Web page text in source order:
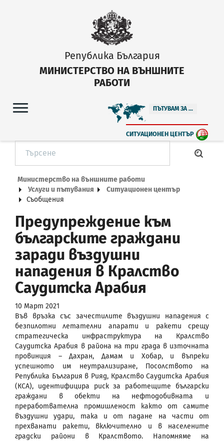
Република България
МИНИСТЕРСТВО НА ВЪНШНИТЕ
РАБОТИ
ПЪТУВАМ ЗА ...
СИТУАЦИОНЕН ЦЕНТЪР
Министерство на външните работи
Услуги и пътувания
Ситуационен център
Съобщения
Предупреждение към
българските граждани
заради въздушни
нападения в Кралство
Саудитска Арабия
10 Март 2021
Във връзка със зачестилите въздушни нападения с
безпилотни летателни апарати и ракети срещу
стратегическа инфраструктура на Кралство
Саудитска Арабия в района на три града в източната
провинция – Дахран, Дамам и Хобар, и въпреки
успешното им неутрализиране, Посолството на
Република България в Рияд, Кралство Саудитска Арабия
(КСА), идентифицира риск за работещите български
граждани в обекти на нефтодобивната и
преработвателна промишленост както от самите
въздушни удари, така и от падане на части от
прехванати ракети, включително и в населените
градски райони в Кралството. Напомняме на